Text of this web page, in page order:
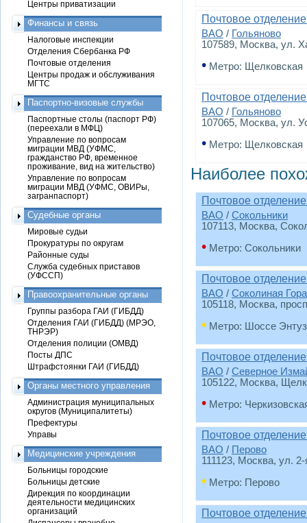
Почтовое
ВАО / Гольяново
107589, Москва, ул.
• Метро: Щелковская
Почтовое
ВАО / Гольяново
107065, Москва, ул.
• Метро: Щелковская
Наиболее
Почтовое
ВАО / Сокольники
107113, Москва,
• Метро: Сокольники
Почтовое
ВАО / Соколиная Гора
105118, Москва,
• Метро: Шоссе
Почтовое
ВАО / Северное
105122, Москва,
• Метро:
Почтовое
ВАО / Перово
111123, Москва, ул.
• Метро: Перово
Почтовое
Центры приватизации
Финансы и связь
Налоговые инспекции
Отделения Сбербанка РФ
Почтовые отделения
Центры продаж и обслуживания
МГТС
Паспортно-визовые службы
Паспортные столы (паспорт РФ)
(переехали в МФЦ)
Управление по вопросам
миграции МВД (УФМС,
гражданство РФ, временное
проживание, вид на жительство)
Управление по вопросам
миграции МВД (УФМС, ОВИРы,
загранпаспорт)
Судебные органы
Мировые судьи
Прокуратуры по округам
Районные суды
Служба судебных приставов
(УФССП)
Правоохранительные органы
Группы разбора ГАИ (ГИБДД)
Отделения ГАИ (ГИБДД) (МРЭО,
ТНРЭР)
Отделения полиции (ОМВД)
Посты ДПС
Штрафстоянки ГАИ (ГИБДД)
Органы местного управления
Администрация муниципальных
округов (Муниципалитеты)
Префектуры
Управы
Медицинские учреждения
Больницы городские
Больницы детские
Дирекция по координации
деятельности медицинских
организаций